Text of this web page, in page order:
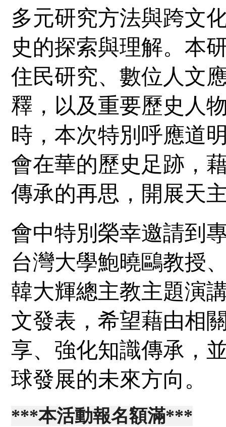
多元研究方法與跨文
史的探索與理解。本
住民研究、數位人文
釋，以及重要歷史人
時，本次特別呼應道
會在華的歷史足跡，
傳承的再思，開展天
會中特別榮幸邀請到
台灣大學鮑曉鷗教授
韓大輝總主教主題演
文發表，希望藉由相
享、強化知識傳承，
球發展的未來方向。
***本活動報名額滿***